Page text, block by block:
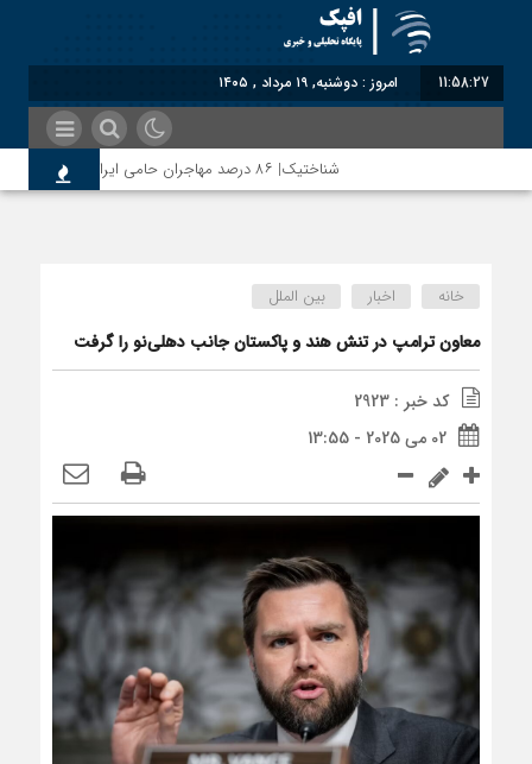
11:58:28 امروز : دوشنبه, ۱۹ مرداد , ۱۴۰۵
شناختیک| ۸۶ درصد مهاجران حامی ایران در جنگ؛ ۷۵ درصد مهاجران دولت چهاردهم را خیرخواه خود نمی‌دانند
خانه
اخبار بین الملل
معاون ترامپ در تنش هند و پاکستان جانب دهلی‌نو را گرفت
کد خبر : 2923
02 می 2025 - 13:55